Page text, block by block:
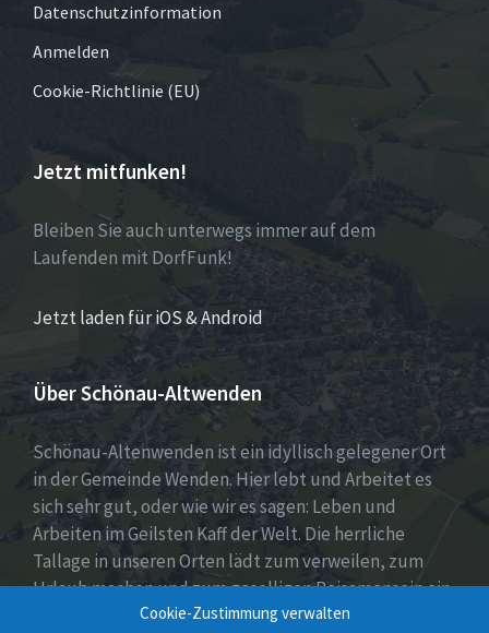
Cookie-Zustimmung verwalten
Datenschutzinformation
Anmelden
Cookie-Richtlinie (EU)
Jetzt mitfunken!
Bleiben Sie auch unterwegs immer auf dem
Laufenden mit DorfFunk!
Jetzt laden für iOS & Android
Über Schönau-Altwenden
Schönau-Altenwenden ist ein idyllisch gelegener Ort
in der Gemeinde Wenden. Hier lebt und Arbeitet es
sich sehr gut, oder wie wir es sagen: Leben und
Arbeiten im Geilsten Kaff der Welt. Die herrliche
Tallage in unseren Orten lädt zum verweilen, zum
Urlaub machen und zum geselligen Beisamensein ein.
Dies wird auch durch unser aktives Vereinsleben